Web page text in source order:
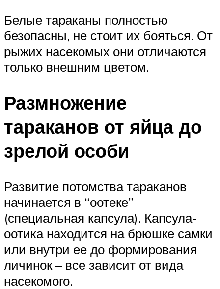
Белые тараканы полностью
безопасны, не стоит их бояться. От
рыжих насекомых они отличаются
только внешним цветом.
Размножение
тараканов от яйца до
зрелой особи
Развитие потомства тараканов
начинается в “оотеке”
(специальная капсула). Капсула-
оотика находится на брюшке самки
или внутри ее до формирования
личинок – все зависит от вида
насекомого.